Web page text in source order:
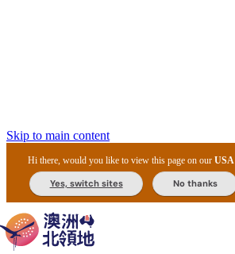
Skip to main content
Hi there, would you like to view this page on ourUSA
Yes, switch sites No thanks